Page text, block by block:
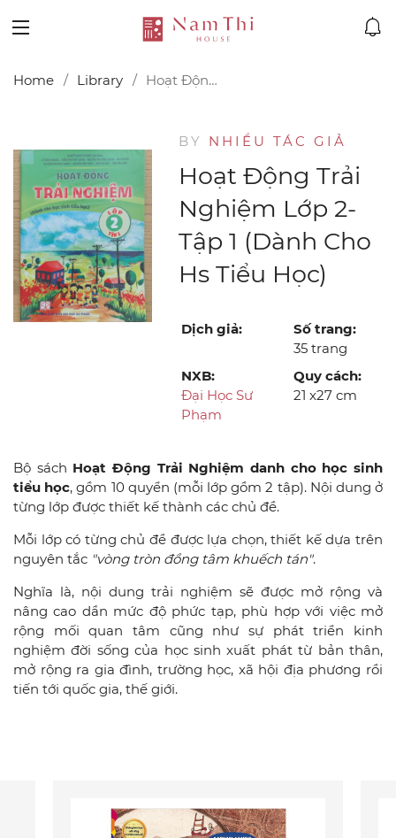
Home Library Hoạt Động Trải Nghiệm Lớp 2-Tập 1 (Dành Cho Hs Tiểu Học)
BY NHIỀU TÁC GIẢ
Hoạt Động Trải
Nghiệm Lớp 2-
Tập 1 (Dành Cho
Hs Tiểu Học)
Dịch giả:
Số trang:
35 trang
NXB:
Đại Học Sư
Phạm
Quy cách:
21 x27 cm
Bộ sách Hoạt Động Trải Nghiệm danh cho học sinh
tiểu học, gồm 10 quyển (mỗi lớp gồm 2 tập). Nội dung ở
từng lớp được thiết kế thành các chủ đề.
Mỗi lớp có từng chủ đề được lựa chọn, thiết kế dựa trên
nguyên tắc "vòng tròn đồng tâm khuếch tán".
Nghĩa là, nội dung trải nghiệm sẽ được mở rộng và
nâng cao dần mức độ phức tạp, phù hợp với việc mở
rộng mối quan tâm cũng như sự phát triển kinh
nghiệm đời sống của học sinh xuất phát từ bản thân,
mở rộng ra gia đình, trường học, xã hội địa phương rồi
tiến tới quốc gia, thế giới.